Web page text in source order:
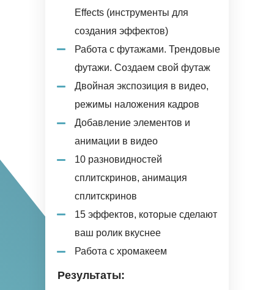
Effects (инструменты для
создания эффектов)
Работа с футажами. Трендовые
футажи. Создаем свой футаж
Двойная экспозиция в видео,
режимы наложения кадров
Добавление элементов и
анимации в видео
10 разновидностей
сплитскринов, анимация
сплитскринов
15 эффектов, которые сделают
ваш ролик вкуснее
Работа с хромакеем
Результаты: